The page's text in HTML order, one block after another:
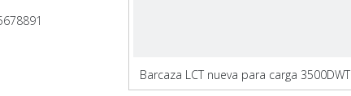
Barcaza LCT nueva para carga 3500DWT